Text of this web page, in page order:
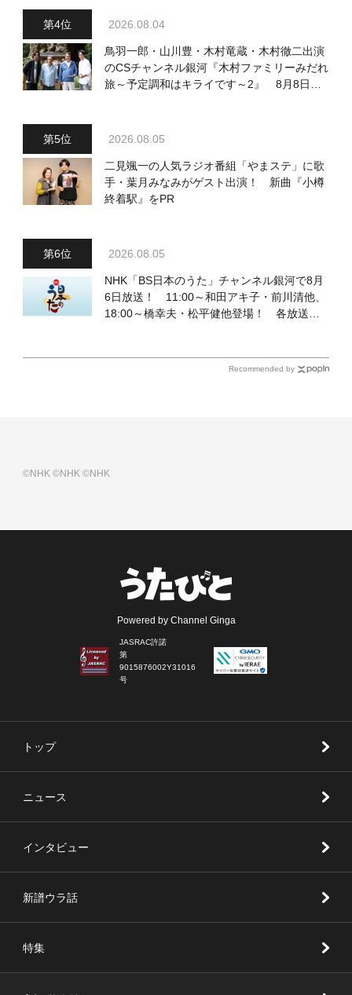
2026.08.04
鳥羽一郎・山川豊・木村竜蔵・木村徹二出演
のCSチャンネル銀河『木村ファミリーみだれ
旅～予定調和はキライです～2』 8月8日
2026.08.05
二見颯一の人気ラジオ番組「やまステ」に歌
手・葉月みなみがゲスト出演！ 新曲『小樽
終着駅』をPR
2026.08.05
NHK「BS日本のうた」チャンネル銀河で8月
6日放送！ 11:00～和田アキ子・前川清他、
18:00～橋幸夫・松平健他登場！ 各放送回
Recommended by
©NHK©NHK©NHK
Powered by Channel Ginga
JASRAC許諾
第
9015876002Y31016
号
トップ
ニュース
インタビュー
新譜ウラ話
特集